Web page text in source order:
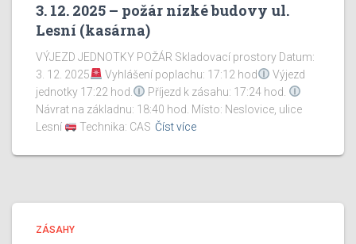
3. 12. 2025 – požár nízké budovy ul.
Lesní (kasárna)
VÝJEZD JEDNOTKY POŽÁR Skladovací prostory Datum:
3. 12. 2025
Vyhlášení poplachu: 17:12 hod
Výjezd
jednotky 17:22 hod.
Příjezd k zásahu: 17:24 hod.
Návrat na základnu: 18:40 hod. Místo: Neslovice, ulice
Lesní
Technika: CAS Číst více
ZÁSAHY